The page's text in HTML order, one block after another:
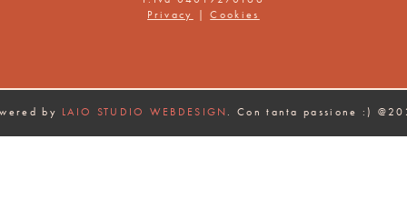
Privacy
|Cookies
by LAIO STUDIO WEBDESIGN. Con tanta passione :)